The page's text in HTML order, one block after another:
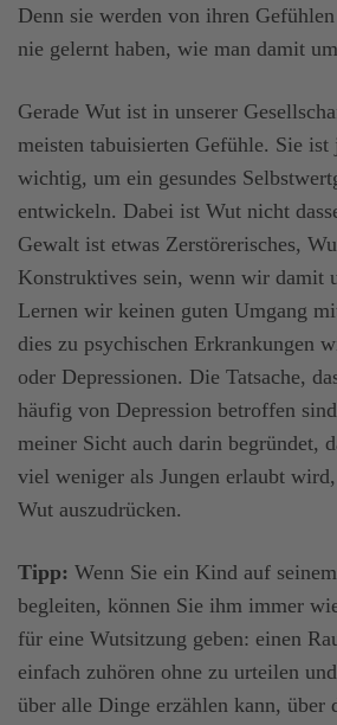
Denn sie werden von ihren
nie gelernt haben, wie man damit
Gerade Wut ist in unserer
meisten tabuisierten Gefühle. Sie ist
wichtig, um ein gesundes
entwickeln. Dabei ist Wut nicht
Gewalt ist etwas Zerstörerisches,
Konstruktives sein, wenn wir damit
Lernen wir keinen guten Umgang
dies zu psychischen Erkrankungen
oder Depressionen. Die Tatsache,
häufig von Depression betroffen
meiner Sicht auch darin begründet,
viel weniger als Jungen erlaubt
Wut auszudrücken.
Tipp: Wenn Sie ein Kind auf
begleiten, können Sie ihm immer
für eine Wutsitzung geben: einen
einfach zuhören ohne zu urteilen
über alle Dinge erzählen kann, über